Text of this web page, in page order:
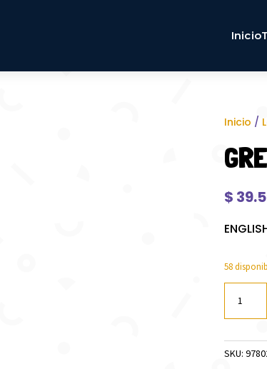
Inicio
Inicio /
$
58
(LB)
SKU: